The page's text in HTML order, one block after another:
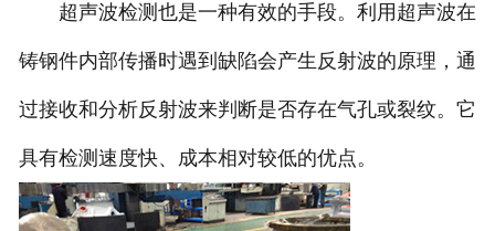
超声波检测也是一种有效的手段。利用超声波在
铸钢件内部传播时遇到缺陷会产生反射波的原理，通
过接收和分析反射波来判断是否存在气孔或裂纹。它
具有检测速度快、成本相对较低的优点。